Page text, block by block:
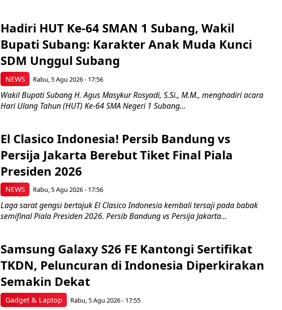
NEWS
Hadiri HUT Ke-64 SMAN 1 Subang, Wakil
Bupati Subang: Karakter Anak Muda Kunci
SDM Unggul Subang
Rabu, 5 Agu 2026 - 17:56
Wakil Bupati Subang H. Agus Masykur Rosyadi, S.Si., M.M., menghadiri acara
Hari Ulang Tahun (HUT) Ke-64 SMA Negeri 1 Subang...
NEWS
El Clasico Indonesia! Persib Bandung vs
Persija Jakarta Berebut Tiket Final Piala
Presiden 2026
Rabu, 5 Agu 2026 - 17:56
Laga sarat gengsi bertajuk El Clasico Indonesia kembali tersaji pada babak
semifinal Piala Presiden 2026. Persib Bandung vs Persija Jakarta...
Gadget & Laptop
Samsung Galaxy S26 FE Kantongi Sertifikat
TKDN, Peluncuran di Indonesia Diperkirakan
Semakin Dekat
Rabu, 5 Agu 2026 - 17:55